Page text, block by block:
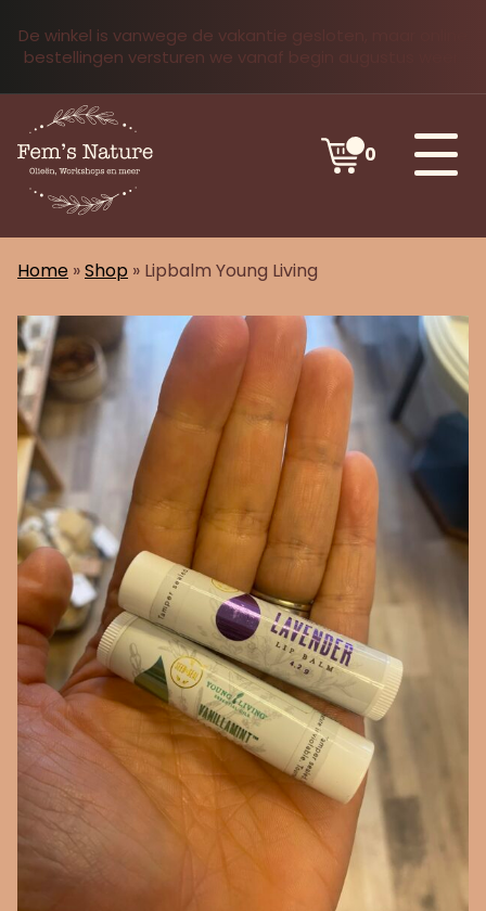
De winkel is vanwege de vakantie gesloten, maar online
bestellingen versturen we vanaf begin augustus weer.
0
Home »Shop » Lipbalm Young Living